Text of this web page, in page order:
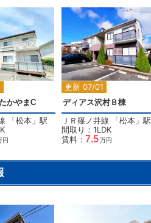
2
かやまC
「松本 」駅
円
更新 07/01
2
ディアス沢村Ｂ棟
ＪＲ篠ノ井線 「松本 」駅
間取り：1LDK
賃料： 7.5万円